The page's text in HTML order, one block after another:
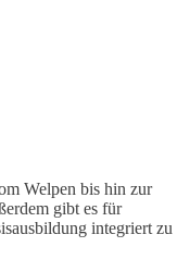
Welpen bis hin zur
gibt es für
integriert zu